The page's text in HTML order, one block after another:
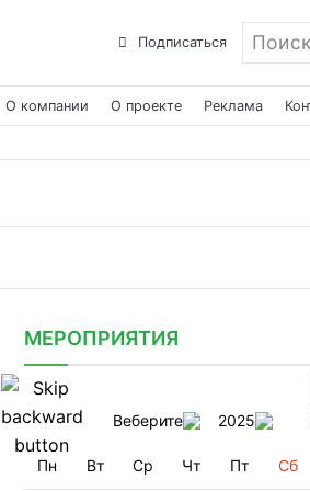
Подписаться Поиск
О компании О проекте Реклама
МЕРОПРИЯТИЯ
Веберите 2025
Пн Вт Ср Чт Пт Сб